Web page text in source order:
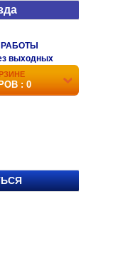
выходных
: 0